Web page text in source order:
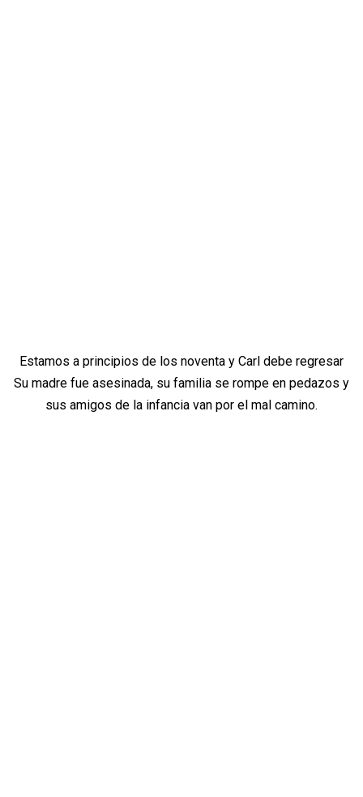
Estamos a principios de los noventa y Carl debe regresar
Su madre fue asesinada, su familia se rompe en pedazos y
sus amigos de la infancia van por el mal camino.